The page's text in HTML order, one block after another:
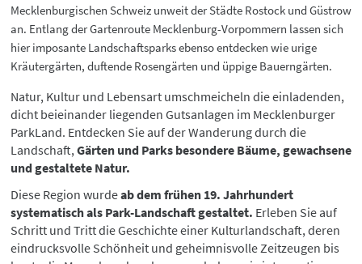
Mecklenburgischen Schweiz unweit der Städte Rostock und Güstrow
an. Entlang der Gartenroute Mecklenburg-Vorpommern lassen sich
hier imposante Landschaftsparks ebenso entdecken wie urige
Kräutergärten, duftende Rosengärten und üppige Bauerngärten.
Natur, Kultur und Lebensart umschmeicheln die einladenden,
dicht beieinander liegenden Gutsanlagen im Mecklenburger
ParkLand. Entdecken Sie auf der Wanderung durch die
Landschaft,Gärten und Parks besondere Bäume, gewachsene
und gestaltete Natur.
Diese Region wurdeab dem frühen 19. Jahrhundert
systematisch als Park-Landschaft gestaltet. Erleben Sie auf
Schritt und Tritt die Geschichte einer Kulturlandschaft, deren
eindrucksvolle Schönheit und geheimnisvolle Zeitzeugen bis